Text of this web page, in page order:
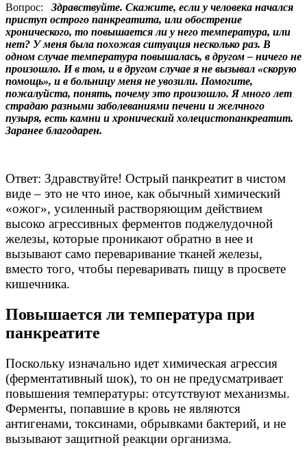
Вопрос: Здравствуйте. Скажите, если у человека начался
приступ острого панкреатита, или обострение
хронического, то повышается ли у него температура, или
нет? У меня была похожая ситуация несколько раз. В
одном случае температура повышалась, в другом – ничего не
произошло. И в том, и в другом случае я не вызывал «скорую
помощь», и в больницу меня не увозили. Помогите,
пожалуйста, понять, почему это произошло. Я много лет
страдаю разными заболеваниями печени и желчного
пузыря, есть камни и хронический холецистопанкреатит.
Заранее благодарен.
Ответ: Здравствуйте! Острый панкреатит в чистом
виде – это не что иное, как обычный химический
«ожог», усиленный растворяющим действием
высоко агрессивных ферментов поджелудочной
железы, которые проникают обратно в нее и
вызывают само переваривание тканей железы,
вместо того, чтобы переваривать пищу в просвете
кишечника.
Повышается ли температура при
панкреатите
Поскольку изначально идет химическая агрессия
(ферментативный шок), то он не предусматривает
повышения температуры: отсутствуют механизмы.
Ферменты, попавшие в кровь не являются
антигенами, токсинами, обрывками бактерий, и не
вызывают защитной реакции организма.